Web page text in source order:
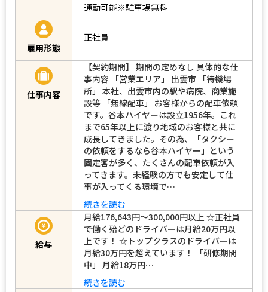
通勤可能※駐車場無料
雇用形態
正社員
仕事内容
【契約期間】 期間の定めなし 具体的な仕
事内容 「営業エリア」 出雲市 「待機場
所」 本社、出雲市内の駅や病院、商業施
設等 「無線配車」 お客様からの配車依頼
です。谷本ハイヤーは設立1956年。これ
まで65年以上に渡り地域のお客様と共に
成長してきました。その為、「タクシー
の依頼をするなら谷本ハイヤー」という
固定客が多く、たくさんの配車依頼が入
ってきます。未経験の方でも安定して仕
事が入ってくる環境で…
続きを読む
給与
月給176,643円～300,000円以上 ☆正社員
で働く殆どのドライバーは月給20万円以
上です！ ☆トップクラスのドライバーは
月給30万円を超えています！ 「研修期間
中」 月給18万円…
続きを読む